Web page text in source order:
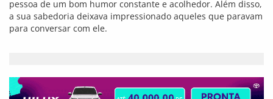
Internada no hospital Santa Isabel, a menina é atendida por
uma equipe multi-disciplinar. O coração da criança está na
altura do umbigo. A mãe do bebê, Rafaela, disse que
manhã desta terça-feira (5). Os médicos ainda analisam o que
fazer, já que uma cirurgia não parece possível. O caso é